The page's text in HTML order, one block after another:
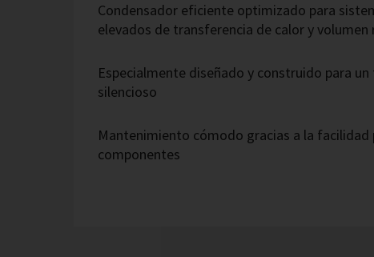
Condensador eficiente optimizado para
elevados de transferencia de calor y
Especialmente diseñado y construido para
silencioso
Mantenimiento cómodo gracias a la facilidad
componentes